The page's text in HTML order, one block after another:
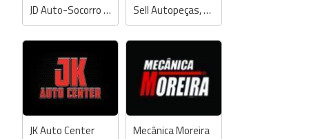
JD Auto-Socorro e Auto-Mecânica Sell Autopeças, Mecânica e Tintas Automotivas
JK Auto Center Mecânica Moreira